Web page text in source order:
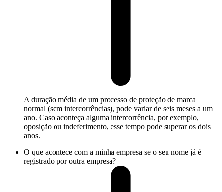
A duração média de um processo de proteção de marca
normal (sem intercorrências), pode variar de seis meses a um
ano. Caso aconteça alguma intercorrência, por exemplo,
oposição ou indeferimento, esse tempo pode superar os dois
anos.
O que acontece com a minha empresa se o seu nome já é
registrado por outra empresa?